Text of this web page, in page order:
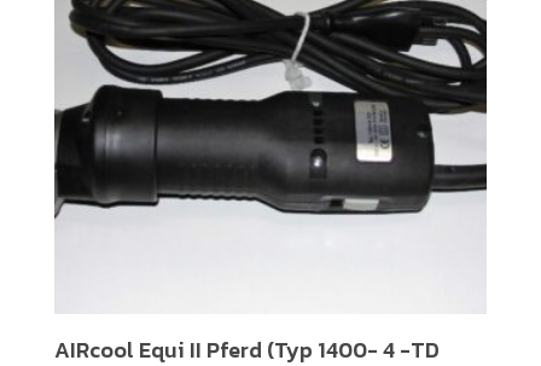
AIRcool Equi II Pferd (Typ 1400- 4 -TD